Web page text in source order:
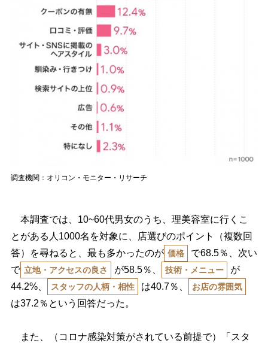
調査機関：オリコン・モニター・リサーチ
本調査では、10~60代男女のうち、理美容室に行くこ
とがある人1000名を対象に、店選びのポイント（複数回
答）を尋ねると、最も多かったのが 価格
で68.5％、次い
で 立地・アクセスの良さ が58.5％、 技術・メニュー
が
44.2%、
スタッフの人柄・相性 は40.7％、 お店の雰囲気
は37.2％という回答だった。
また、（コロナ感染対策がされている前提で）「スタ